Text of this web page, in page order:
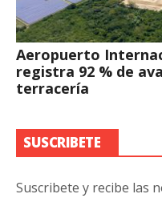
Aeropuerto
registra 92 % de
terracería
SUSCRIBETE
Suscribete y recibe las